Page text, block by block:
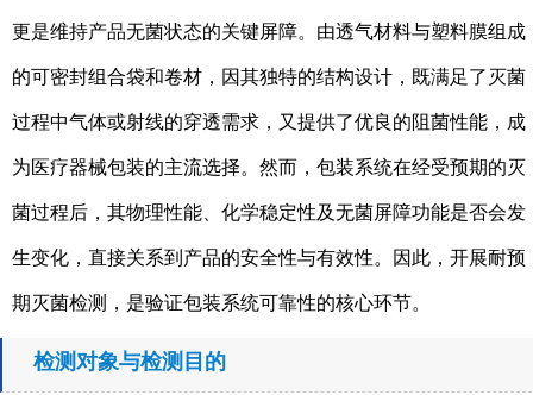
更是维持产品无菌状态的关键屏障。由透气材料与塑料膜组成
的可密封组合袋和卷材，因其独特的结构设计，既满足了灭菌
过程中气体或射线的穿透需求，又提供了优良的阻菌性能，成
为医疗器械包装的主流选择。然而，包装系统在经受预期的灭
菌过程后，其物理性能、化学稳定性及无菌屏障功能是否会发
生变化，直接关系到产品的安全性与有效性。因此，开展耐预
期灭菌检测，是验证包装系统可靠性的核心环节。
检测对象与检测目的